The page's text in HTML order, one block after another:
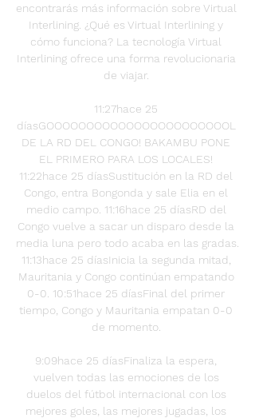
encontrarás más información sobre Virtual
Interlining. ¿Qué es Virtual Interlining y
cómo funciona? La tecnología Virtual
Interlining ofrece una forma revolucionaria
de viajar.
11:27hace 25
díasGOOOOOOOOOOOOOOOOOOOOOOOL
DE LA RD DEL CONGO! BAKAMBU PONE
EL PRIMERO PARA LOS LOCALES!
11:22hace 25 díasSustitución en la RD del
Congo, entra Bongonda y sale Elia en el
medio campo. 11:16hace 25 díasRD del
Congo vuelve a sacar un disparo desde la
media luna pero todo acaba en las gradas.
11:13hace 25 díasInicia la segunda mitad,
Mauritania y Congo continúan empatando
0-0. 10:51hace 25 díasFinal del primer
tiempo, Congo y Mauritania empatan 0-0
de momento.
9:09hace 25 díasFinaliza la espera,
vuelven todas las emociones de los
duelos del fútbol internacional con los
mejores goles, las mejores jugadas, los